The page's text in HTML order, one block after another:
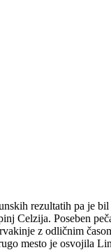
rezultatih pa je
Celzija. Poseben
z odličnim
mesto je osvojila